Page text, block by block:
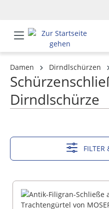
Damen Dirndlschürzen
Dirndlschürze
FILTER